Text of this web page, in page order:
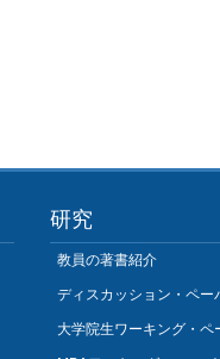
研究
教員の著書紹介
ディスカッション・ペー
大学院生ワーキング・ペ